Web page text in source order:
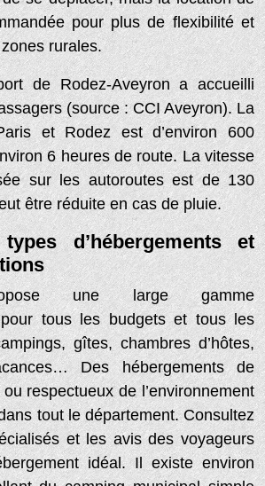
pour plus de flexibilité et
rurales.
de Rodez-Aveyron a accueilli
(source : CCI Aveyron). La
et Rodez est d’environ 600
6 heures de route. La vitesse
sur les autoroutes est de 130
être réduite en cas de pluie.
d’hébergements et
une large gamme
pour tous les budgets et tous les
gîtes, chambres d’hôtes,
Des hébergements de
respectueux de l’environnement
tout le département. Consultez
et les avis des voyageurs
idéal. Il existe environ